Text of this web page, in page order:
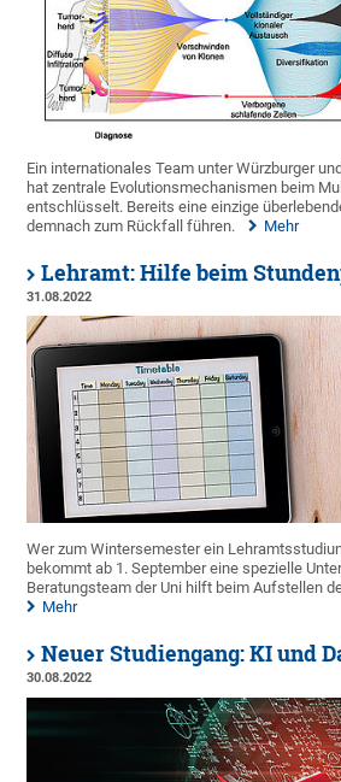
Ein internationales Team unter Würzburger
hat zentrale Evolutionsmechanismen beim
entschlüsselt. Bereits eine einzige
demnach zum Rückfall führen.
Mehr
Lehramt: Hilfe beim
31.08.2022
Wer zum Wintersemester ein
bekommt ab 1. September eine spezielle
Beratungsteam der Uni hilft beim Aufstellen
Mehr
Neuer Studiengang: KI und
30.08.2022